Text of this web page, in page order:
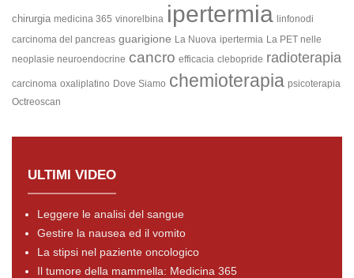
chirurgia medicina 365 vinorelbina ipertermia linfonodi
carcinoma del pancreas guarigione La Nuova ipertermia La PET nelle
neoplasie neuroendocrine cancro efficacia clebopride radioterapia
carcinoma oxaliplatino Dove Siamo chemioterapia psicoterapia
Octreoscan
ULTIMI VIDEO
Leggere le analisi del sangue
Gestire la nausea ed il vomito
La stipsi nel paziente oncologico
Il tumore della mammella: Medicina 365